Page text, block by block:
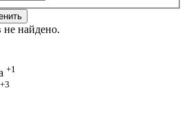
не найдено.
+1
+3